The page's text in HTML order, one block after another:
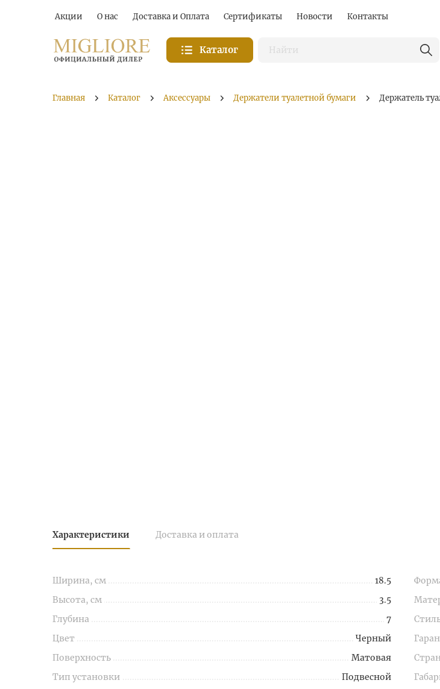
Акции О нас Доставка и Оплата Сертификаты Новости Контакты
Каталог
Главная Каталог Аксессуары Держатели туалетной бумаги Держатель
Характеристики Доставка и оплата
Ширина, см
18.5
Высота, см
3.5
Глубина
7
Цвет
Черный
Поверхность
Матовая
Тип установки
Подвесной